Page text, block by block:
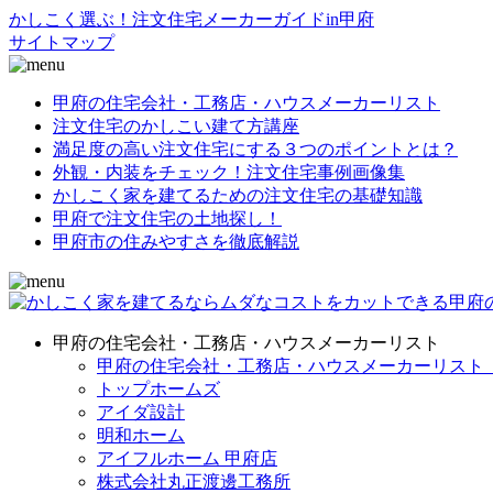
かしこく選ぶ！注文住宅メーカーガイドin甲府
サイトマップ
甲府の住宅会社・工務店・ハウスメーカーリスト
注文住宅のかしこい建て方講座
満足度の高い注文住宅にする３つのポイントとは？
外観・内装をチェック！注文住宅事例画像集
かしこく家を建てるための注文住宅の基礎知識
甲府で注文住宅の土地探し！
甲府市の住みやすさを徹底解説
甲府の住宅会社・工務店・ハウスメーカーリスト
甲府の住宅会社・工務店・ハウスメーカーリスト
トップホームズ
アイダ設計
明和ホーム
アイフルホーム 甲府店
株式会社丸正渡邊工務所